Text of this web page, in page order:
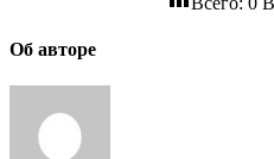
Об авторе